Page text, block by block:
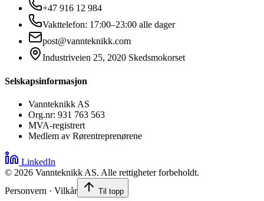
+47 916 12 984
Vakttelefon: 17:00–23:00 alle dager
post@vannteknikk.com
Industriveien 25, 2020 Skedsmokorset
Selskapsinformasjon
Vannteknikk AS
Org.nr: 931 763 563
MVA-registrert
Medlem av Rørentreprenørene
LinkedIn
© 2026 Vannteknikk AS. Alle rettigheter forbeholdt.
Personvern · Vilkår
Til topp